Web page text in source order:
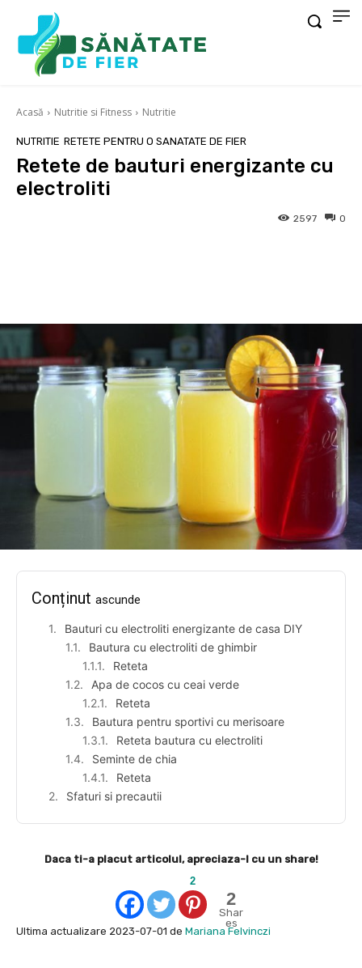
Acasă Nutritie si Fitness Nutritie
NUTRITIE RETETE PENTRU O SANATATE DE FIER
Retete de bauturi energizante cu
electroliti
0
2597
Conținut ascunde
Bauturi cu electroliti energizante de casa DIY
Bautura cu electroliti de ghimbir
Reteta
Apa de cocos cu ceai verde
Reteta
Bautura pentru sportivi cu merisoare
Reteta bautura cu electroliti
Seminte de chia
Reteta
Sfaturi si precautii
Daca ti-a placut articolul, apreciaza-l cu un share!
2
2
Shar
es
Ultima actualizare 2023-07-01 de Mariana Felvinczi